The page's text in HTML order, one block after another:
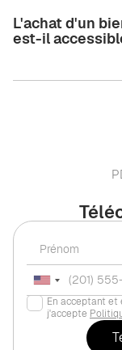
L'achat d'un
est-il
En acceptant et
j'accepte